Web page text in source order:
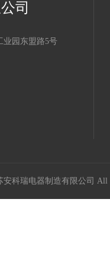
司
业园东盟路5号
安科瑞电器制造有限公司